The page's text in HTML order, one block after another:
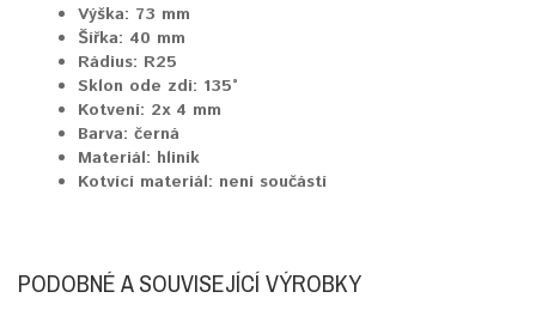
Výška: 73 mm
Šířka: 40 mm
Rádius: R25
Sklon ode zdi: 135°
Kotvení: 2x 4 mm
Barva: černá
Materiál: hliník
Kotvící materiál: není součástí
PODOBNÉ A SOUVISEJÍCÍ VÝROBKY